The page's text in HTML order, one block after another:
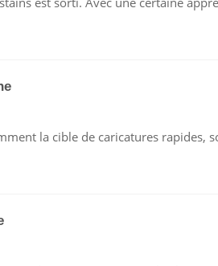
la cible de caricatures rapides,